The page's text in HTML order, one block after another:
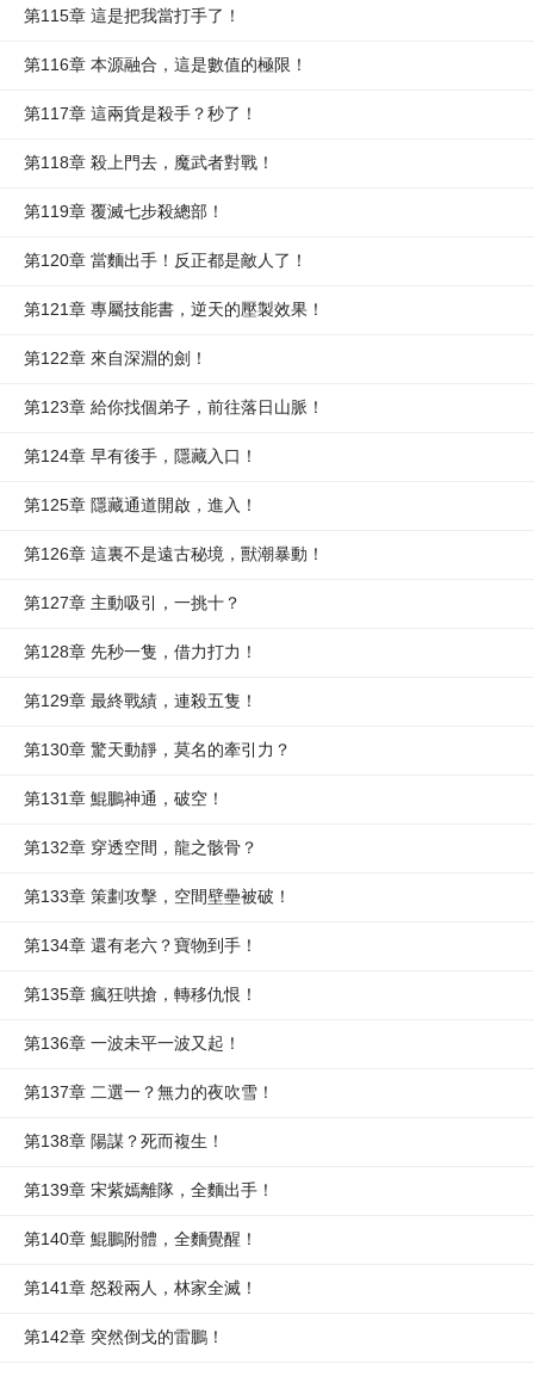
第115章 這是把我當打手了！
第116章 本源融合，這是數值的極限！
第117章 這兩貨是殺手？秒了！
第118章 殺上門去，魔武者對戰！
第119章 覆滅七步殺總部！
第120章 當麵出手！反正都是敵人了！
第121章 專屬技能書，逆天的壓製效果！
第122章 來自深淵的劍！
第123章 給你找個弟子，前往落日山脈！
第124章 早有後手，隱藏入口！
第125章 隱藏通道開啟，進入！
第126章 這裏不是遠古秘境，獸潮暴動！
第127章 主動吸引，一挑十？
第128章 先秒一隻，借力打力！
第129章 最終戰績，連殺五隻！
第130章 驚天動靜，莫名的牽引力？
第131章 鯤鵬神通，破空！
第132章 穿透空間，龍之骸骨？
第133章 策劃攻擊，空間壁壘被破！
第134章 還有老六？寶物到手！
第135章 瘋狂哄搶，轉移仇恨！
第136章 一波未平一波又起！
第137章 二選一？無力的夜吹雪！
第138章 陽謀？死而複生！
第139章 宋紫嫣離隊，全麵出手！
第140章 鯤鵬附體，全麵覺醒！
第141章 怒殺兩人，林家全滅！
第142章 突然倒戈的雷鵬！